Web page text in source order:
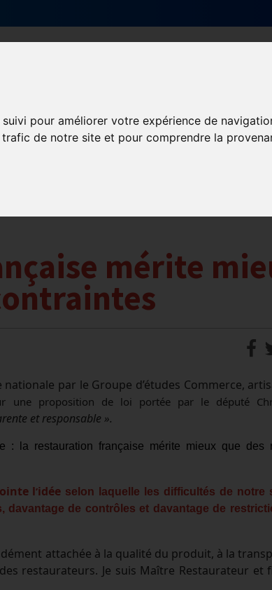
pour améliorer votre expérience de
de notre site et pour comprendre la
mérite
nationale par le Groupe d’études Commerce,
une proposition de loi portée par le député
et responsable ».
: la restauration française mérite mieux que des
l’idée selon laquelle les difficultés de notre
davantage de contrôles et davantage de
attachée à la qualité du produit, à la
restaurateurs. Je suis Maître Restaurateur et